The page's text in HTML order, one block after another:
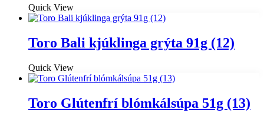
Quick View
Toro Bali kjúklinga grýta 91g (12)
Quick View
Toro Glútenfrí blómkálsúpa 51g (13)